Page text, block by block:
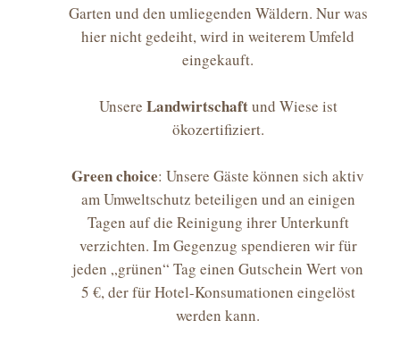
Garten und den umliegenden Wäldern. Nur was
hier nicht gedeiht, wird in weiterem Umfeld
eingekauft.
Unsere Landwirtschaftund Wiese ist
ökozertifiziert.
Green choice: Unsere Gäste können sich aktiv
am Umweltschutz beteiligen und an einigen
Tagen auf die Reinigung ihrer Unterkunft
verzichten. Im Gegenzug spendieren wir für
jeden „grünen“ Tag einen Gutschein Wert von
5 €, der für Hotel-Konsumationen eingelöst
werden kann.